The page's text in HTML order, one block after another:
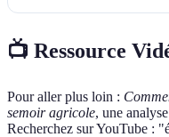
📺 Ressource
Pour aller plus loin :
semoir agricole, une
Recherchez sur YouTube :